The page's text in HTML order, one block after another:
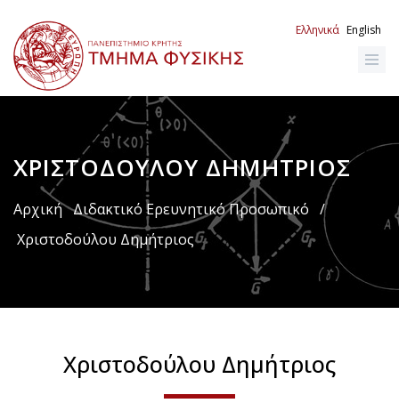
προς
το
κυρίως
περιεχόμενο
Ελληνικά English
ΧΡΙΣΤΟΔΟΎΛΟΥ ΔΗΜΉΤΡΙΟΣ
Breadcrumb
Αρχική Διδακτικό Ερευνητικό Προσωπικό /
Χριστοδούλου Δημήτριος
Χριστοδούλου Δημήτριος